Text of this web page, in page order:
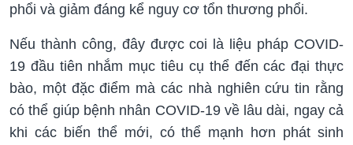
phổi và giảm đáng kể nguy cơ tổn thương phổi.
Nếu thành công, đây được coi là liệu pháp COVID-
19 đầu tiên nhắm mục tiêu cụ thể đến các đại thực
bào, một đặc điểm mà các nhà nghiên cứu tin rằng
có thể giúp bệnh nhân COVID-19 về lâu dài, ngay cả
khi các biến thể mới, có thể mạnh hơn phát sinh